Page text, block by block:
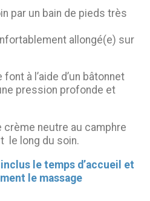
par un bain de pieds très
allongé(e) sur
à l’aide d’un bâtonnet
pression profonde et
crème neutre au camphre
le long du soin.
le temps d’accueil et
le massage